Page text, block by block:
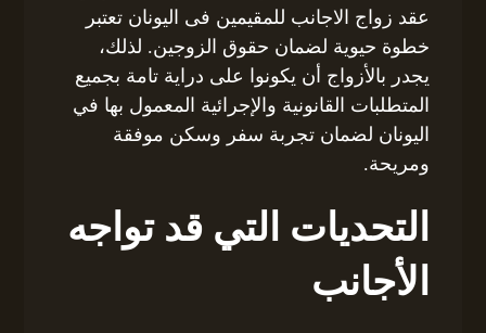
عقد زواج الاجانب للمقيمين فى اليونان تعتبر
خطوة حيوية لضمان حقوق الزوجين. لذلك،
يجدر بالأزواج أن يكونوا على دراية تامة بجميع
المتطلبات القانونية والإجرائية المعمول بها في
اليونان لضمان تجربة سفر وسكن موفقة
ومريحة.
التحديات التي قد تواجه
الأجانب